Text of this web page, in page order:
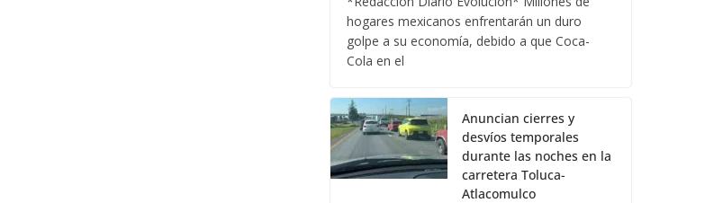
hogares mexicanos enfrentarán un duro
golpe a su economía, debido a que Coca-
Cola en el
Anuncian cierres y
desvíos temporales
durante las noches en la
carretera Toluca-
Atlacomulco